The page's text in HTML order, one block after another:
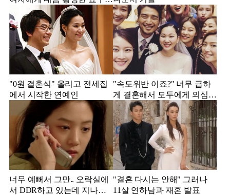
했다는 MBC 아나운서
"0원 결혼식" 올리고 전세집
에서 시작한 연예인
"속도위반 이죠?" 너무 급하
게 결혼해서 모두에게 의심
받았던 스타
너무 예뻐서 그만.. 오락실에
서 DDR하고 있는데 지나가
"결혼 다시는 안해" 그러나
11살 연하남과 재혼 발표